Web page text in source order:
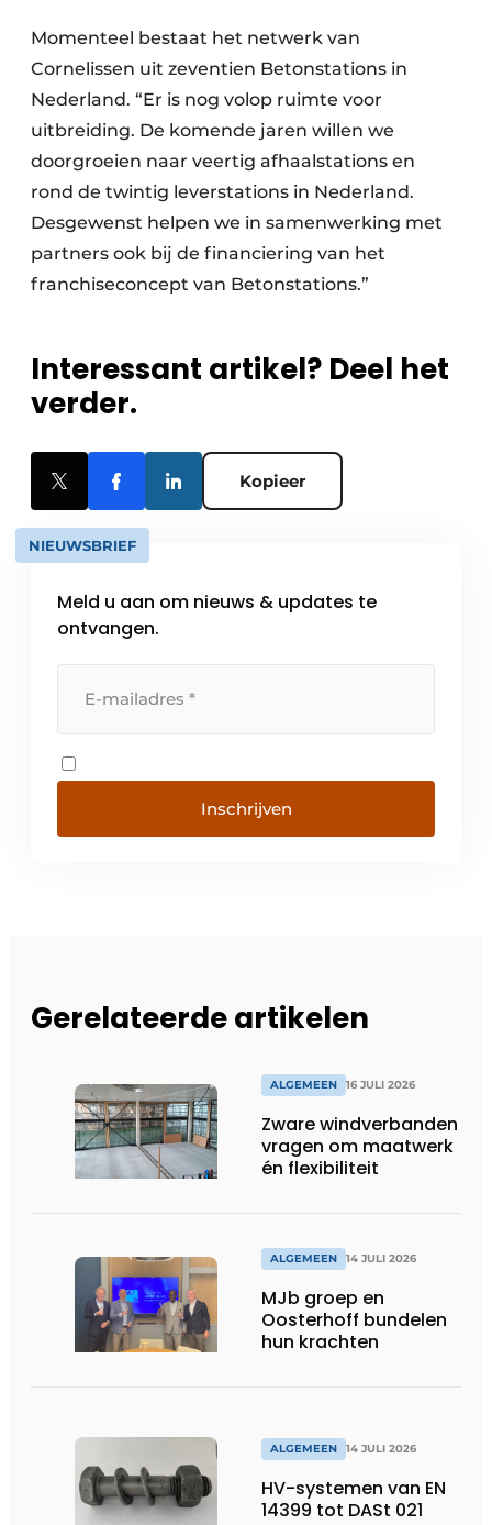
Momenteel bestaat het netwerk van
Cornelissen uit zeventien Betonstations in
Nederland. “Er is nog volop ruimte voor
uitbreiding. De komende jaren willen we
doorgroeien naar veertig afhaalstations en
rond de twintig leverstations in Nederland.
Desgewenst helpen we in samenwerking met
partners ook bij de financiering van het
franchiseconcept van Betonstations.”
Interessant artikel? Deel het
verder.
Kopieer
NIEUWSBRIEF
Meld u aan om nieuws & updates te
ontvangen.
Inschrijven
Gerelateerde artikelen
ALGEMEEN 16 JULI 2026
Zware windverbanden
vragen om maatwerk
én flexibiliteit
ALGEMEEN 14 JULI 2026
MJb groep en
Oosterhoff bundelen
hun krachten
ALGEMEEN 14 JULI 2026
HV-systemen van EN
14399 tot DASt 021